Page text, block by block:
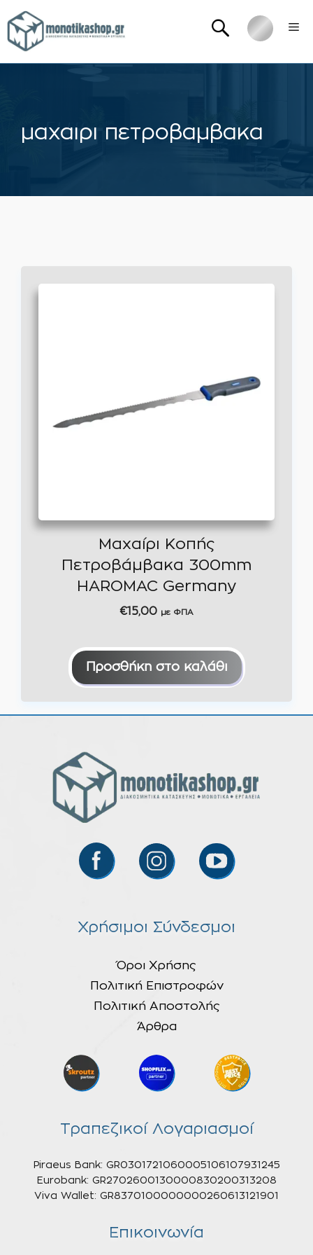
Μετάβαση
σε
περιεχόμενο
μαχαιρι πετροβαμβακα
Μαχαίρι Κοπής
Πετροβάμβακα 300mm
HAROMAC Germany
€15,00 με ΦΠΑ
Προσθήκη στο καλάθι
Χρήσιμοι Σύνδεσμοι
Όροι Χρήσης
Πολιτική Επιστροφών
Πολιτική Αποστολής
Άρθρα
Τραπεζικοί Λογαριασμοί
Piraeus Bank: GR0301721060005106107931245
Eurobank: GR2702600130000830200313208
Viva Wallet: GR8370100000000260613121901
Επικοινωνία